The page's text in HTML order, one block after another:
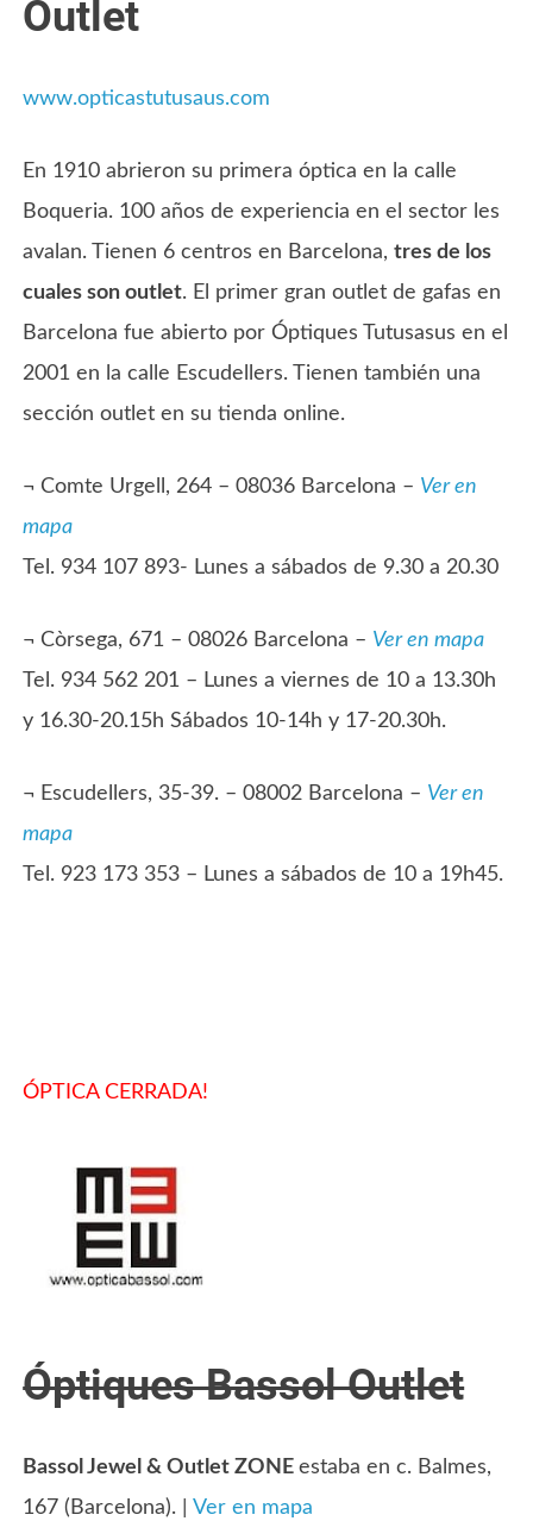
Outlet
www.opticastutusaus.com
En 1910 abrieron su primera óptica en la calle
Boqueria. 100 años de experiencia en el sector les
avalan. Tienen 6 centros en Barcelona,tres de los
cuales son outlet. El primer gran outlet de gafas en
Barcelona fue abierto por Óptiques Tutusasus en el
2001 en la calle Escudellers. Tienen también una
sección outlet en su tienda online.
¬ Comte Urgell, 264 – 08036 Barcelona – Ver en
mapa
Tel. 934 107 893- Lunes a sábados de 9.30 a 20.30
¬ Còrsega, 671 – 08026 Barcelona – Ver en mapa
Tel. 934 562 201 – Lunes a viernes de 10 a 13.30h
y 16.30-20.15h Sábados 10-14h y 17-20.30h.
¬ Escudellers, 35-39. – 08002 Barcelona – Ver en
mapa
Tel. 923 173 353 – Lunes a sábados de 10 a 19h45.
ÓPTICA CERRADA!
Óptiques Bassol Outlet
Bassol Jewel & Outlet ZONEestaba en c. Balmes,
167 (Barcelona). | Ver en mapa